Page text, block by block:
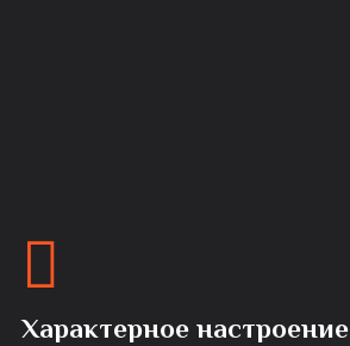
Характерное настроение